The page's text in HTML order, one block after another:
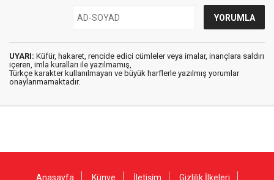
UYARI: Küfür, hakaret, rencide edici cümleler veya imalar, inançlara saldırı
içeren, imla kuralları ile yazılmamış,
Türkçe karakter kullanılmayan ve büyük harflerle yazılmış yorumlar
onaylanmamaktadır.
Anasayfa Künye İletişim Gizlilik İlkeleri